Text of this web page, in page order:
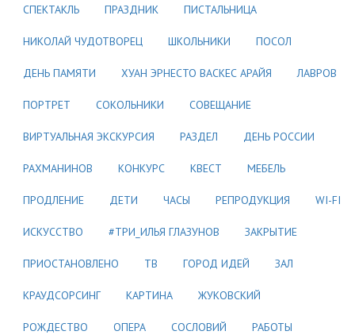
СПЕКТАКЛЬ ПРАЗДНИК ПИСТАЛЬНИЦА
НИКОЛАЙ ЧУДОТВОРЕЦ ШКОЛЬНИКИ ПОСОЛ
ДЕНЬ ПАМЯТИ ХУАН ЭРНЕСТО ВАСКЕС АРАЙЯ ЛАВРОВ
ПОРТРЕТ СОКОЛЬНИКИ СОВЕЩАНИЕ
ВИРТУАЛЬНАЯ ЭКСКУРСИЯ РАЗДЕЛ ДЕНЬ РОССИИ
РАХМАНИНОВ КОНКУРС КВЕСТ МЕБЕЛЬ
ПРОДЛЕНИЕ ДЕТИ ЧАСЫ РЕПРОДУКЦИЯ WI-FI
ИСКУССТВО #ТРИ_ИЛЬЯ ГЛАЗУНОВ ЗАКРЫТИЕ
ПРИОСТАНОВЛЕНО ТВ ГОРОД ИДЕЙ ЗАЛ
КРАУДСОРСИНГ КАРТИНА ЖУКОВСКИЙ
РОЖДЕСТВО ОПЕРА СОСЛОВИЙ РАБОТЫ